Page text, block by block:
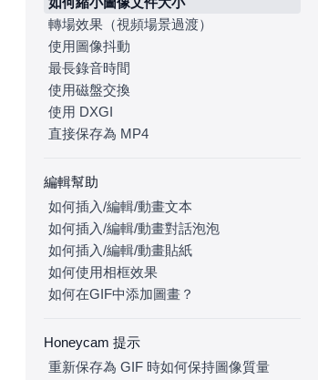
轉場效果（視頻場景過渡）
使用圖像抖動
最長錄音時間
使用磁盤交換
使用 DXGI
直接保存為 MP4
編輯幫助
如何插入/編輯/動畫文本
如何插入/編輯/動畫對話泡泡
如何插入/編輯/動畫貼紙
如何使用相框效果
如何在GIF中添加圖畫？
Honeycam 提示
重新保存為 GIF 時如何保持圖像質量